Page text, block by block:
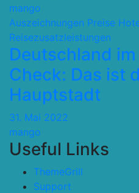
mango
Auszeichnungen Preise
Reisezusatzleistungen
Deutschland
Check: Das ist
Hauptstadt
31. Mai 2022
mango
Useful Links
ThemeGrill
Support